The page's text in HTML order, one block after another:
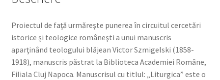
Proiectul de faţă urmăreşte punerea în circuitul cercetări
istorice şi teologice româneşti a unui manuscris
aparţinând teologului blăjean Victor Szmigelski (1858-
1918), manuscris păstrat la Biblioteca Academiei Române,
Filiala Cluj Napoca. Manuscrisul cu titlul: „Liturgica” este o